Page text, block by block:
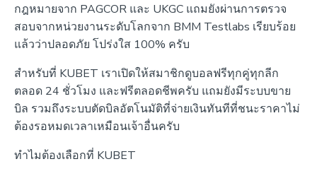
กฎหมายจาก PAGCOR และ UKGC แถมยังผ่านการตรวจ
สอบจากหน่วยงานระดับโลกจาก BMM Testlabs เรียบร้อย
แล้วว่าปลอดภัย โปร่งใส 100% ครับ
สำหรับที่ KUBET เราเปิดให้สมาชิกดูบอลฟรีทุกคู่ทุกลีก
ตลอด 24 ชั่วโมง และฟรีตลอดชีพครับ แถมยังมีระบบขาย
บิล รวมถึงระบบตัดบิลอัตโนมัติที่จ่ายเงินทันทีที่ชนะราคาไม่
ต้องรอหมดเวลาเหมือนเจ้าอื่นครับ
ทำไมต้องเลือกที่ KUBET